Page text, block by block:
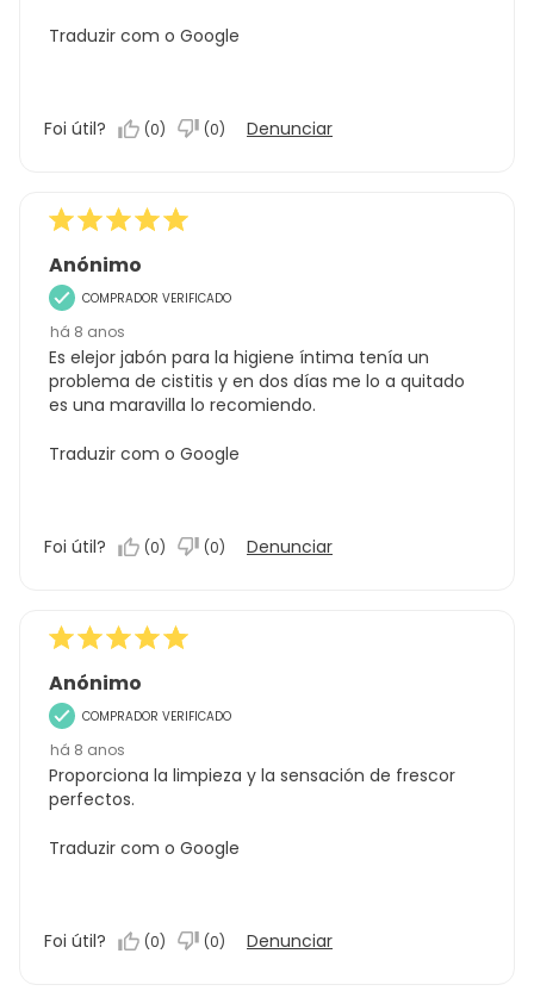
Traduzir com o Google
Foi útil? (0) (0) Denunciar
Anónimo
COMPRADOR VERIFICADO
há 8 anos
Es elejor jabón para la higiene íntima tenía un
problema de cistitis y en dos días me lo a quitado
es una maravilla lo recomiendo.
Traduzir com o Google
Foi útil? (0) (0) Denunciar
Anónimo
COMPRADOR VERIFICADO
há 8 anos
Proporciona la limpieza y la sensación de frescor
perfectos.
Traduzir com o Google
Foi útil? (0) (0) Denunciar